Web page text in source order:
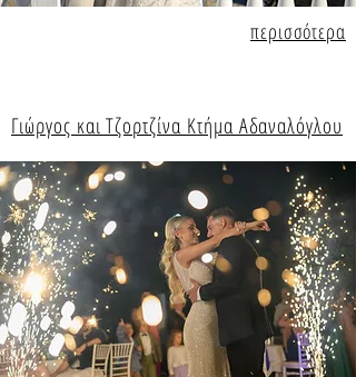
περισσότερα
Γιώργος και Τζορτζίνα Κτήμα Αδαναλόγλου